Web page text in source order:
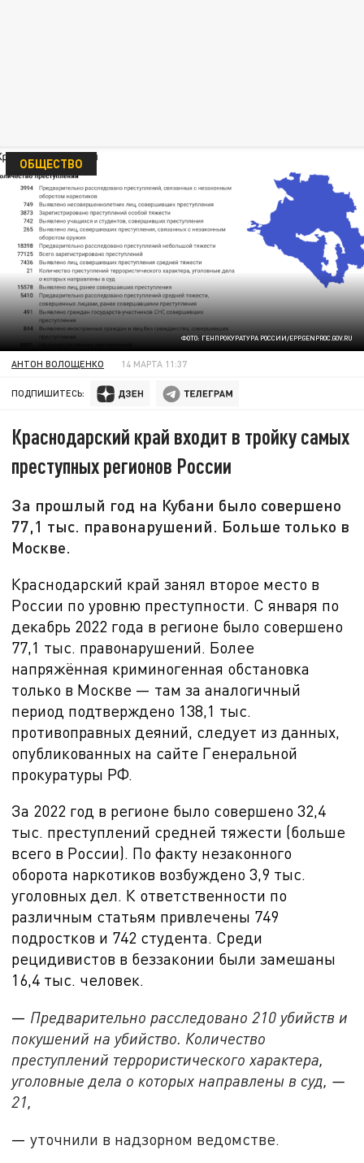
ФОТО: ГЕНПРОКУРАТУРА РОССИИ/EPP.GENPROC.GOV.RU
ОБЩЕСТВО
АНТОН ВОЛОЩЕНКО 14 МАРТА 11:37
ПОДПИШИТЕСЬ:
Краснодарский край входит в тройку самых
преступных регионов России
За прошлый год на Кубани было совершено
77,1 тыс. правонарушений. Больше только в
Москве.
Краснодарский край занял второе место в
России по уровню преступности. С января по
декабрь 2022 года в регионе было совершено
77,1 тыс. правонарушений. Более
напряжённая криминогенная обстановка
только в Москве — там за аналогичный
период подтверждено 138,1 тыс.
противоправных деяний, следует из данных,
опубликованных на сайте Генеральной
прокуратуры РФ.
За 2022 год в регионе было совершено 32,4
тыс. преступлений средней тяжести (больше
всего в России). По факту незаконного
оборота наркотиков возбуждено 3,9 тыс.
уголовных дел. К ответственности по
различным статьям привлечены 749
подростков и 742 студента. Среди
рецидивистов в беззаконии были замешаны
16,4 тыс. человек.
— Предварительно расследовано 210 убийств и
покушений на убийство. Количество
преступлений террористического характера,
уголовные дела о которых направлены в суд, —
21,
—уточнили в надзорном ведомстве.